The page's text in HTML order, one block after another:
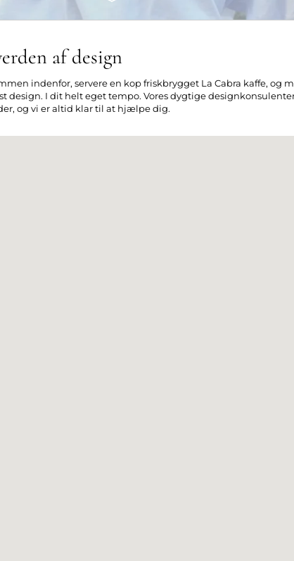
af design
indenfor, servere en kop friskbrygget La Cabra kaffe, og
design. I dit helt eget tempo. Vores dygtige
og vi er altid klar til at hjælpe dig.